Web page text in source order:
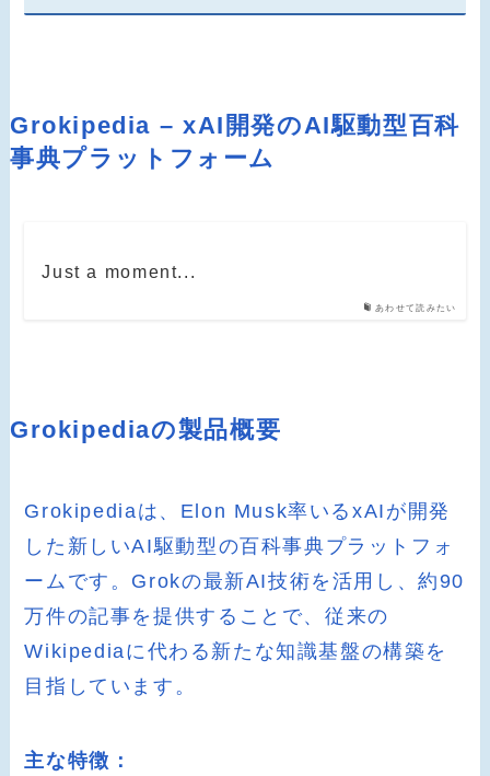
Grokipedia – xAI開発のAI駆動型百科
事典プラットフォーム
あわせて読みたい
Just a moment...
Grokipediaの製品概要
Grokipediaは、Elon Musk率いるxAIが開発
した新しいAI駆動型の百科事典プラットフォ
ームです。Grokの最新AI技術を活用し、約90
万件の記事を提供することで、従来の
Wikipediaに代わる新たな知識基盤の構築を
目指しています。
主な特徴：